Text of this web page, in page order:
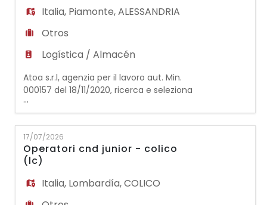
IT
DE
ES
PT
Italia, Piamonte,ALESSANDRIA
Otros
Logística / Almacén
Atoa s.r.l, agenzia per il lavoro aut. Min.
000157 del 18/11/2020, ricerca e seleziona
per prestigiosa azienda cliente, operante
nel settore dell'Automotive, la seguente
figura professionale: ADDETTO CARICO
SCARICO / PIAZZALE La risorsa si interesserà
di: Spostamento e posizionamento
autovetture sul piazzale Scarico container
Lavaggio autove
...
17/07/2026
Operatori cnd junior - colico
(lc)
Italia, Lombardía,COLICO